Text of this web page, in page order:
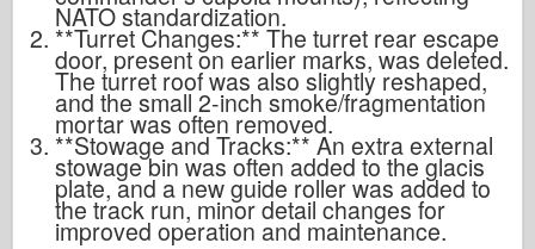
NATO standardization.
**Turret Changes:** The turret rear escape
door, present on earlier marks, was deleted.
The turret roof was also slightly reshaped,
and the small 2-inch smoke/fragmentation
mortar was often removed.
**Stowage and Tracks:** An extra external
stowage bin was often added to the glacis
plate, and a new guide roller was added to
the track run, minor detail changes for
improved operation and maintenance.